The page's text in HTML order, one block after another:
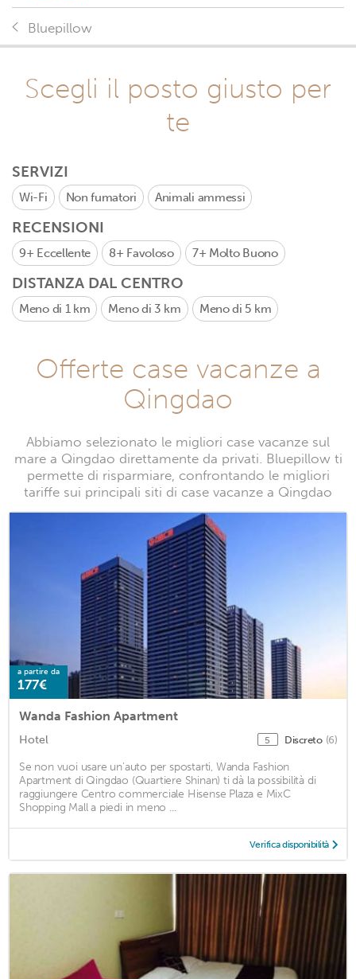
Bluepillow
Scegli il posto giusto per
te
SERVIZI
Wi-Fi Non fumatori Animali ammessi
RECENSIONI
9+ Eccellente 8+ Favoloso 7+ Molto Buono
DISTANZA DAL CENTRO
Meno di 1 km Meno di 3 km Meno di 5 km
Offerte case vacanze a
Qingdao
Abbiamo selezionato le migliori case vacanze sul
mare a Qingdao direttamente da privati. Bluepillow ti
permette di risparmiare, confrontando le migliori
tariffe sui principali siti di case vacanze a Qingdao
a partire da
177€
Wanda Fashion Apartment
Hotel 5 Discreto (6)
Se non vuoi usare un'auto per spostarti, Wanda Fashion
Apartment di Qingdao (Quartiere Shinan) ti dà la possibilità di
raggiungere Centro commerciale Hisense Plaza e MixC
Shopping Mall a piedi in meno ...
Verifica disponibilità